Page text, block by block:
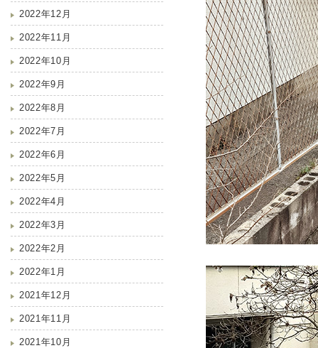
2022年12月
2022年11月
2022年10月
2022年9月
2022年8月
2022年7月
2022年6月
2022年5月
2022年4月
2022年3月
2022年2月
2022年1月
2021年12月
2021年11月
2021年10月